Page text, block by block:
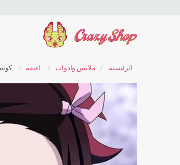
الرئيسية / ملابس وادوات / اقنعة /